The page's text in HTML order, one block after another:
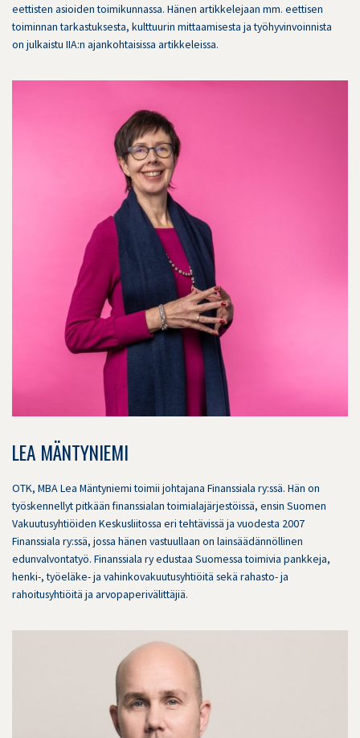
eettisten asioiden toimikunnassa. Hänen artikkelejaan mm. eettisen
toiminnan tarkastuksesta, kulttuurin mittaamisesta ja työhyvinvoinnista
on julkaistu IIA:n ajankohtaisissa artikkeleissa.
LEA MÄNTYNIEMI
OTK, MBA Lea Mäntyniemi toimii johtajana Finanssiala ry:ssä. Hän on
työskennellyt pitkään finanssialan toimialajärjestöissä, ensin Suomen
Vakuutusyhtiöiden Keskusliitossa eri tehtävissä ja vuodesta 2007
Finanssiala ry:ssä, jossa hänen vastuullaan on lainsäädännöllinen
edunvalvontatyö. Finanssiala ry edustaa Suomessa toimivia pankkeja,
henki-, työeläke- ja vahinkovakuutusyhtiöitä sekä rahasto- ja
rahoitusyhtiöitä ja arvopaperivälittäjiä.